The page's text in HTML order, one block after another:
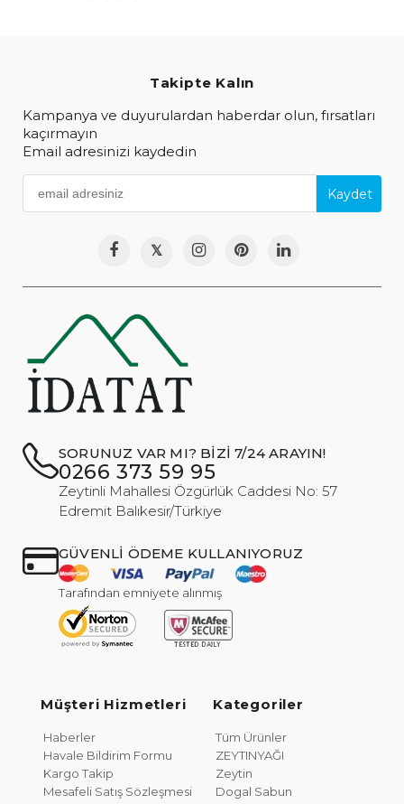
Takipte Kalın
Kampanya ve duyurulardan haberdar olun, fırsatları
kaçırmayın
Email adresinizi kaydedin
Kaydet
𝕏
SORUNUZ VAR MI? BİZİ 7/24 ARAYIN!
0266 373 59 95
Zeytinli Mahallesi Özgürlük Caddesi No: 57
Edremit Balıkesir/Türkiye
GÜVENLİ ÖDEME KULLANIYORUZ
Tarafından emniyete alınmış
Müşteri Hizmetleri
Haberler
Havale Bildirim Formu
Kargo Takip
Mesafeli Satış Sözleşmesi
Kategoriler
Tüm Ürünler
ZEYTINYAĞI
Zeytin
Dogal Sabun